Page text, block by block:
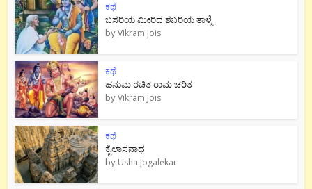
ಕಥೆ
ಬಸರಿಯ ಮೀರಿದ ಶಬರಿಯ ತಾಳ್ಮೆ
byVikram Jois
ಕಥೆ
ಹನುಮ ರಚಿತ ರಾಮ‌ ಚರಿತ
byVikram Jois
ಕಥೆ
ಕೈಲಾಸನಾಥ
by Usha Jogalekar